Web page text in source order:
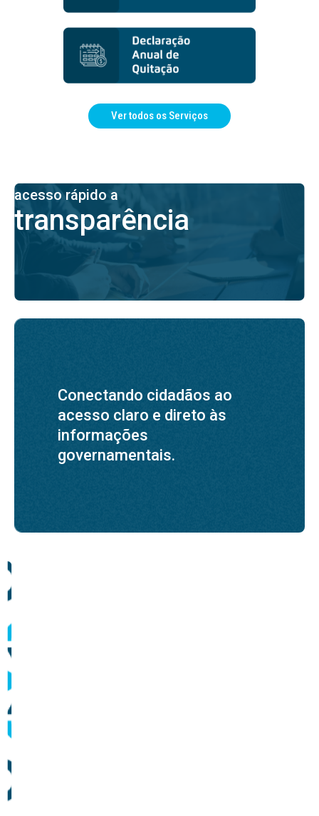
Ver todos os Serviços
acesso rápido a
transparência
Conectando cidadãos ao
acesso claro e direto às
informações
governamentais.